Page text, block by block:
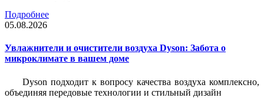
Подробнее
05.08.2026
Увлажнители и очистители воздуха Dyson: Забота о
микроклимате в вашем доме
Dyson подходит к вопросу качества воздуха комплексно,
объединяя передовые технологии и стильный дизайн